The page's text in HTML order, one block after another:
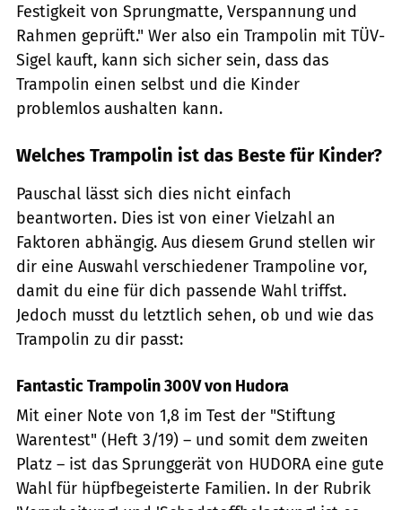
Festigkeit von Sprungmatte, Verspannung und
Rahmen geprüft." Wer also ein Trampolin mit TÜV-
Sigel kauft, kann sich sicher sein, dass das
Trampolin einen selbst und die Kinder
problemlos aushalten kann.
Welches Trampolin ist das Beste für Kinder?
Pauschal lässt sich dies nicht einfach
beantworten. Dies ist von einer Vielzahl an
Faktoren abhängig. Aus diesem Grund stellen wir
dir eine Auswahl verschiedener Trampoline vor,
damit du eine für dich passende Wahl triffst.
Jedoch musst du letztlich sehen, ob und wie das
Trampolin zu dir passt:
Fantastic Trampolin 300V von Hudora
Mit einer Note von 1,8 im Test der "Stiftung
Warentest" (Heft 3/19) – und somit dem zweiten
Platz – ist das Sprunggerät von HUDORA eine gute
Wahl für hüpfbegeisterte Familien. In der Rubrik